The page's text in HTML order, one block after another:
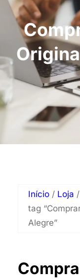
Início / Loja
tag
Alegre”